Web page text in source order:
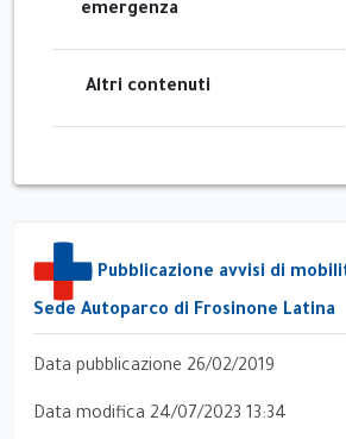
emergenza
Altri contenuti
Pubblicazione avvisi di
Sede Autoparco di Frosinone Latina
Data pubblicazione 26/02/2019
Data modifica 24/07/2023 13:34